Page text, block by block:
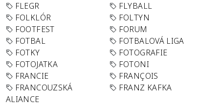
FLEGR
FLYBALL
FOLKLÓR
FOLTYN
FOOTFEST
FORUM
FOTBAL
FOTBALOVÁ LIGA
FOTKY
FOTOGRAFIE
FOTOJATKA
FOTONI
FRANCIE
FRANÇOIS
FRANCOUZSKÁ
ALIANCE
FRANZ KAFKA